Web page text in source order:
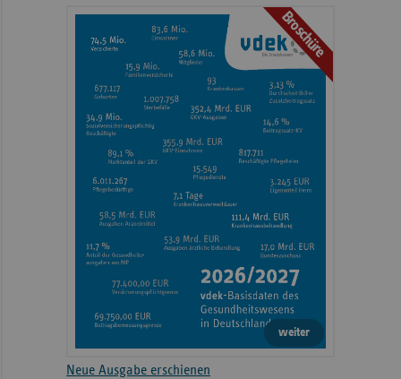
Broschüre
weiter
Neue Ausgabe erschienen